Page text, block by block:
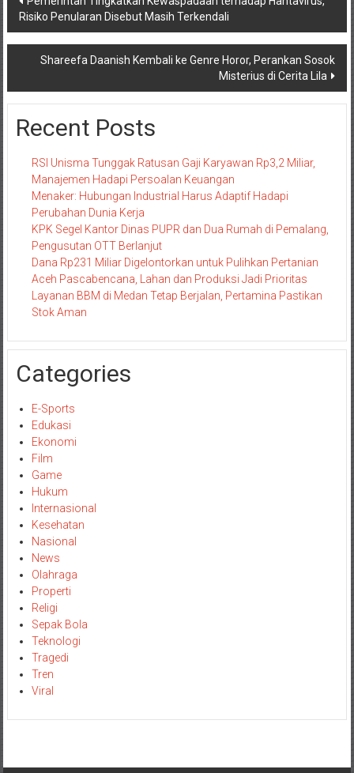
pos
Risiko Penularan Disebut Masih Terkendali
Shareefa Daanish Kembali ke Genre Horor, Perankan Sosok
Misterius di Cerita Lila
Recent Posts
RSI Unisma Tunggak Ratusan Gaji Karyawan Rp3,2 Miliar,
Manajemen Hadapi Persoalan Keuangan
Menaker: Hubungan Industrial Harus Adaptif Hadapi
Perubahan Dunia Kerja
KPK Segel Kantor Dinas PUPR dan Dua Rumah di Pemalang,
Pengusutan OTT Berlanjut
Dana Rp231 Miliar Digelontorkan untuk Pulihkan Pertanian
Aceh Pascabencana, Lahan dan Produksi Jadi Prioritas
Layanan BBM di Medan Tetap Berjalan, Pertamina Pastikan
Stok Aman
Categories
E-Sports
Edukasi
Ekonomi
Film
Game
Hukum
Internasional
Kesehatan
Nasional
News
Olahraga
Properti
Religi
Sepak Bola
Teknologi
Tragedi
Tren
Viral